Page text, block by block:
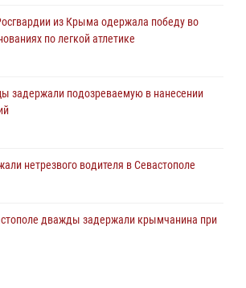
из Крыма одержала победу во
по легкой атлетике
задержали подозреваемую в нанесении
нетрезвого водителя в Севастополе
дважды задержали крымчанина при